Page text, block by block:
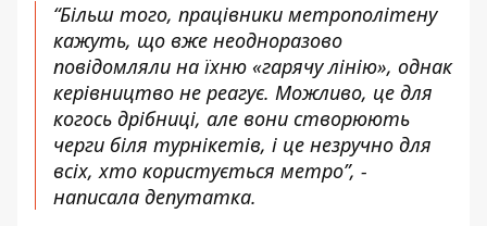
“Більш того, працівники метрополітену
кажуть, що вже неодноразово
повідомляли на їхню «гарячу лінію», однак
керівництво не реагує. Можливо, це для
когось дрібниці, але вони створюють
черги біля турнікетів, і це незручно для
всіх, хто користується метро”, -
написала депутатка.